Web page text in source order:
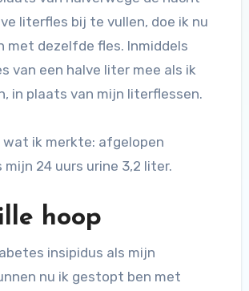
literfles bij te vullen, doe ik nu
met dezelfde fles. Inmiddels
van een halve liter mee als ik
in plaats van mijn literflessen.
wat ik merkte: afgelopen
24 uurs urine 3,2 liter.
hoop
insipidus als mijn
nu ik gestopt ben met